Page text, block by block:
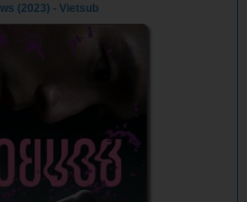
(2023) - Vietsub